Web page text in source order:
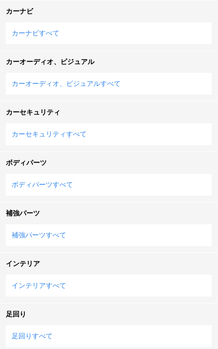
カーナビ
カーナビすべて
カーオーディオ、ビジュアル
カーオーディオ、ビジュアルすべて
カーセキュリティ
カーセキュリティすべて
ボディパーツ
ボディパーツすべて
補強パーツ
補強パーツすべて
インテリア
インテリアすべて
足回り
足回りすべて